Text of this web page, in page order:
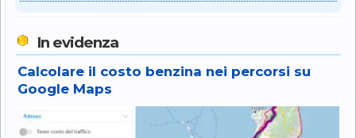
In evidenza
Calcolare il costo benzina nei percorsi su
Google Maps